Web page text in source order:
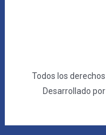
Todos los
Desarrollado